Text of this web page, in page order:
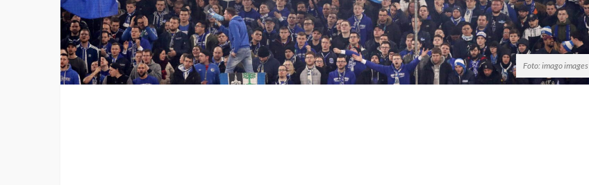
Foto: imago images